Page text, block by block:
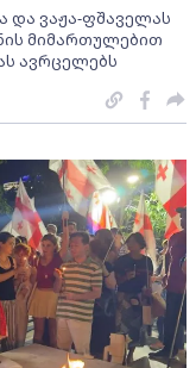
და ვაჟა-ფშაველას
მიმართულებით
ავრცელებს